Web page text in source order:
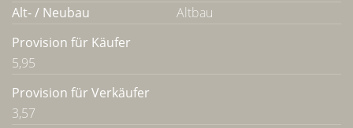
Alt- / Neubau
Altbau
Provision für Käufer
5,95
Provision für Verkäufer
3,57